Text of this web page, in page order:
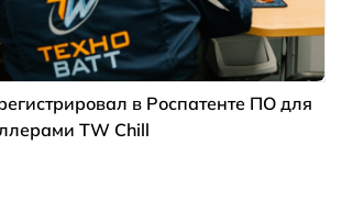
в Роспатенте ПО для
TW Chill